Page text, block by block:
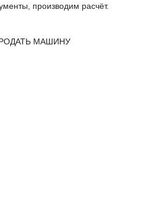
производим расчёт.
МАШИНУ